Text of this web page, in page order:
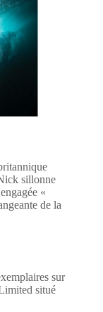
sillonne
«
de la
sur
situé